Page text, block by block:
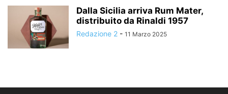
Dalla Sicilia arriva Rum Mater,
distribuito da Rinaldi 1957
Redazione 2 - 11 Marzo 2025